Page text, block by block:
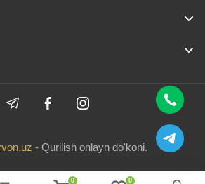
- Qurilish onlayn do'koni.
0 0